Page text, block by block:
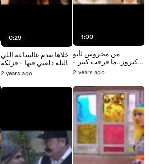
0:29
خلاها تندم عالساعة اللي
قالتله دلعني فيها - فزلكة
عربية
2 years ago
1:00
من محروس لأبو
كيروز..ما فرقت كتير -
عيلة 6 نجوم
2 years ago